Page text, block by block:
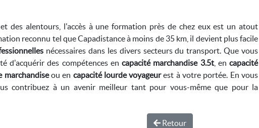
des alentours, l'accès à une formation près de chez eux est un atout
reconnu tel que Capadistance à moins de 35 km, il devient plus facile
nécessaires dans les divers secteurs du transport. Que vous
d'acquérir des compétences encapacité marchandise 3.5t, encapacité
marchandiseou en capacité lourde voyageurest à votre portée. En vous
contribuez à un avenir meilleur tant pour vous-même que pour la
Retour